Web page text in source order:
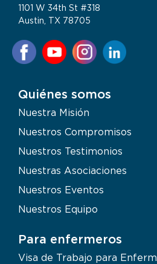
1101 W 34th St #318
Austin, TX 78705
Quiénes somos
Nuestra Misión
Nuestros Compromisos
Nuestros Testimonios
Nuestras Asociaciones
Nuestros Eventos
Nuestros Equipo
Para enfermeros
Visa de Trabajo para